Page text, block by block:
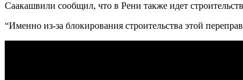
Саакашвили сообщил, что в Рени также идет
“Именно из-за блокирования строительства этой